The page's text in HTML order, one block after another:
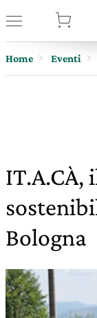
Home Eventi
IT.A.CÀ,
Bologna